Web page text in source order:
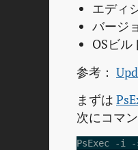
エディ
バージ
OSビル
参考：
まずは
次にコマ
PsExec -i -